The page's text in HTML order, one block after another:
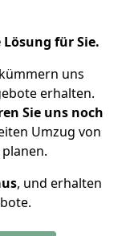
für Sie.
uns
erhalten.
Sie uns noch
Umzug von
, und erhalten